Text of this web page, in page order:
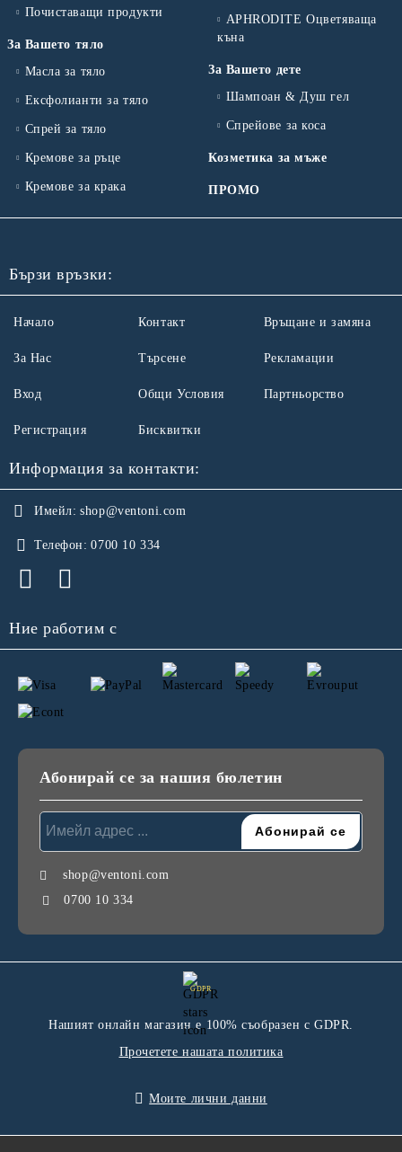
Почиставащи продукти
За Вашето тяло
Масла за тяло
Ексфолианти за тяло
Спрей за тяло
Кремове за ръце
Кремове за крака
APHRODITE Оцветяваща
къна
За Вашето дете
Шампоан & Душ гел
Спрейове за коса
Козметика за мъже
ПРОМО
Бързи връзки:
Начало
За Нас
Вход
Регистрация
Контакт
Търсене
Общи Условия
Бисквитки
Връщане и замяна
Рекламации
Партньорство
Информация за контакти:
Имейл: shop@ventoni.com
Телефон: 0700 10 334
Ние работим с
Абонирай се за нашия бюлетин
shop@ventoni.com
0700 10 334
GDPR
Нашият онлайн магазин е 100% съобразен с GDPR.
Прочетете нашата политика
Моите лични данни